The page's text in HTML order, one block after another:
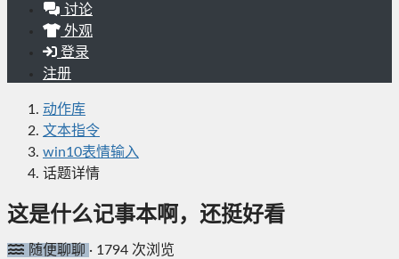
讨论
外观
登录
注册
动作库
文本指令
win10表情输入
话题详情
这是什么记事本啊，还挺好看
随便聊聊 · 1794 次浏览